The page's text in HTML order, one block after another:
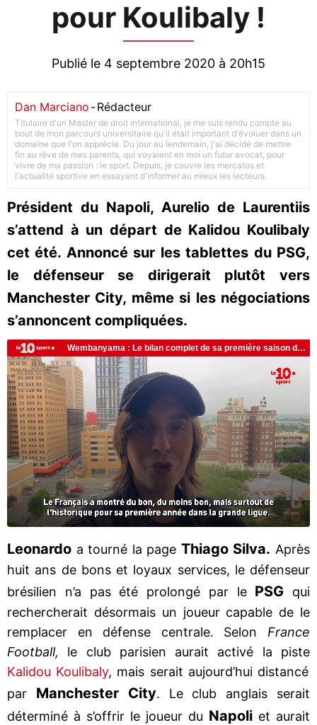
pour Koulibaly !
Publié le 4 septembre 2020 à 20h15
Dan Marciano -Rédacteur
Titulaire d'un Master de droit international, je me suis rendu compte au
bout de mon parcours universitaire qu'il était important d'évoluer dans un
domaine que l'on apprécie. Du jour au lendemain, j'ai décidé de mettre
fin au rêve de mes parents, qui voyaient en moi un futur avocat, pour
vivre de ma passion : le sport. Depuis, je couvre les mercatos et
l'actualité sportive en essayant d'informer au mieux les lecteurs.
Président du Napoli, Aurelio de Laurentiis
s’attend à un départ de Kalidou Koulibaly
cet été. Annoncé sur les tablettes du PSG,
le défenseur se dirigerait plutôt vers
Manchester City, même si les négociations
s’annoncent compliquées.
Leonardo a tourné la page Thiago Silva. Après
huit ans de bons et loyaux services, le défenseur
brésilien n’a pas été prolongé par le PSG qui
rechercherait désormais un joueur capable de le
remplacer en défense centrale. Selon France
Football, le club parisien aurait activé la piste
Kalidou Koulibaly, mais serait aujourd’hui distancé
par Manchester City. Le club anglais serait
déterminé à s’offrir le joueur du Napoli et aurait